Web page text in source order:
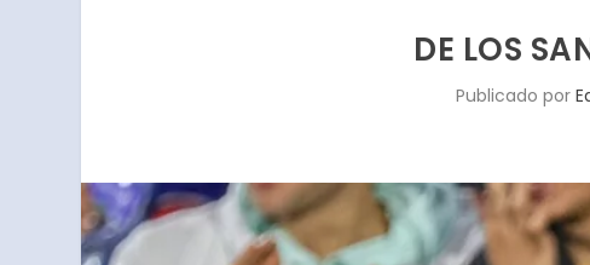
DE LOS
Publicado por